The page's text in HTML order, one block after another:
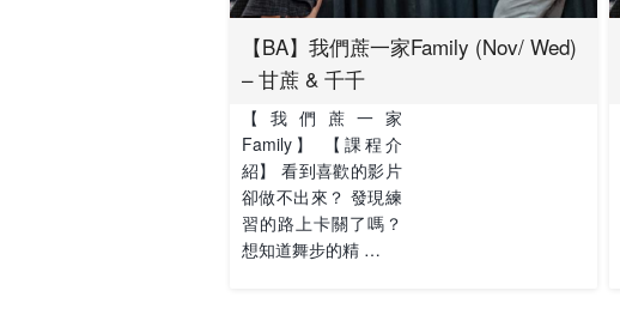
【BA】我們蔗一家Family (Nov/ Wed)
– 甘蔗 & 千千
【我們蔗一家
Family】 【課程介
紹】 看到喜歡的影片
卻做不出來？ 發現練
習的路上卡關了嗎？
想知道舞步的精 …